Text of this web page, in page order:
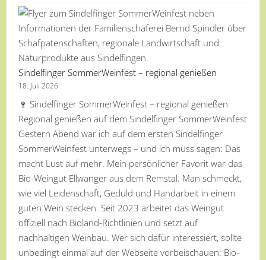
Sindelfinger SommerWeinfest – regional genießen
18. Juli 2026
🍷 Sindelfinger SommerWeinfest – regional genießen
Regional genießen auf dem Sindelfinger SommerWeinfest
Gestern Abend war ich auf dem ersten Sindelfinger
SommerWeinfest unterwegs – und ich muss sagen: Das
macht Lust auf mehr. Mein persönlicher Favorit war das
Bio-Weingut Ellwanger aus dem Remstal. Man schmeckt,
wie viel Leidenschaft, Geduld und Handarbeit in einem
guten Wein stecken. Seit 2023 arbeitet das Weingut
offiziell nach Bioland-Richtlinien und setzt auf
nachhaltigen Weinbau. Wer sich dafür interessiert, sollte
unbedingt einmal auf der Webseite vorbeischauen: Bio-